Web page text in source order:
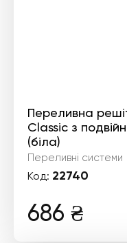
Переливна
Classic з
(біла)
Переливні системи
Код: 22740
686 ₴